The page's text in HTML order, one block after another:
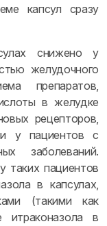
капсул сразу
снижено у
желудочного
препаратов,
в желудке
рецепторов,
у пациентов с
заболеваний.
таких пациентов
в капсулах,
(такими как
итраконазола в